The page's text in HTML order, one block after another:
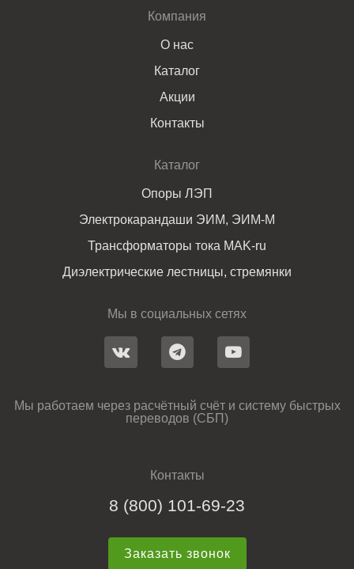
Компания
О нас
Каталог
Акции
Контакты
Каталог
Опоры ЛЭП
Электрокарандаши ЭИМ, ЭИМ-М
Трансформаторы тока MAK-ru
Диэлектрические лестницы, стремянки
Мы в социальных сетях
Мы работаем через расчётный счёт и систему быстрых
переводов (СБП)
Контакты
8 (800) 101-69-23
Заказать звонок